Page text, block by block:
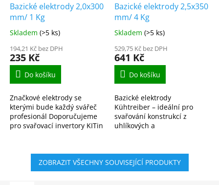
Bazické elektrody 2,0x300
mm/ 1 Kg
Skladem (>5 ks)
194,21 Kč bez DPH
235 Kč
Do košíku
Značkové elektrody se
kterými bude každý svářeč
profesionál Doporučujeme
pro svařovací invertory KITin
Bazické elektrody 2,5x350
mm/ 4 Kg
Skladem (>5 ks)
529,75 Kč bez DPH
641 Kč
Do košíku
Bazické elektrody
Kühtreiber – ideální pro
svařování konstrukcí z
uhlíkových a
oblouk. Rychlé dodání na...
ZOBRAZIT VŠECHNY SOUVISEJÍCÍ PRODUKTY